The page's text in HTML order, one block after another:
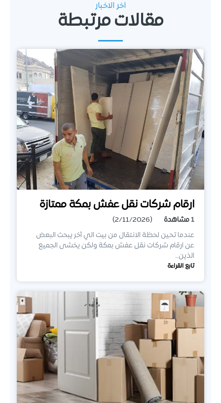
اخر الاخبار
مقالات مرتبطة
ارقام شركات نقل عفش بمكة ممتازة
1مشاهدة
(2/11/2026)
عندما تحين لحظة الانتقال من بيت الي آخر يبحث البعض
عن ارقام شركات نقل عفش بمكة ولكن يخشى الجميع
الذين…
تابع القراءة